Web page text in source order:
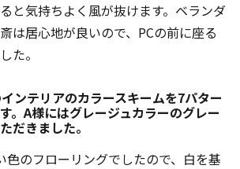
と気持ちよく風が抜けます。ベランダ
は居心地が良いので、PCの前に座る
た。
テリアのカラースキームを7パター
。A様にはグレージュカラーのグレー
だきました。
のフローリングでしたので、白を基